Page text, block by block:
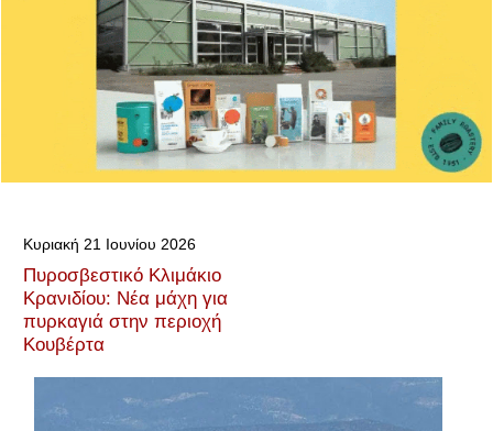
Κυριακή 21 Ιουνίου 2026
Πυροσβεστικό Κλιμάκιο
Κρανιδίου: Νέα μάχη για
πυρκαγιά στην περιοχή
Κουβέρτα